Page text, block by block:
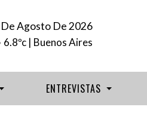
De Agosto De 2026
6.8ºc | Buenos Aires
ENTREVISTAS